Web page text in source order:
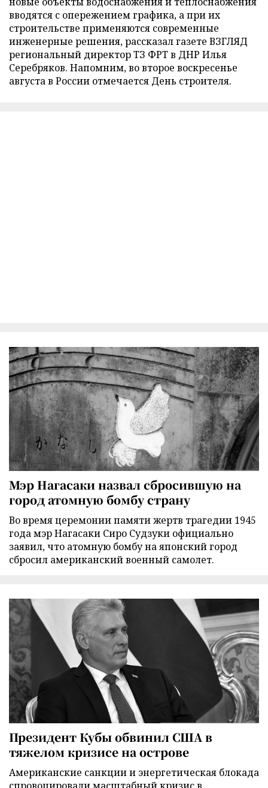
вводятся с опережением графика, а при их
строительстве применяются современные
инженерные решения, рассказал газете ВЗГЛЯД
региональный директор ТЗ ФРТ в ДНР Илья
Серебряков. Напомним, во второе воскресенье
августа в России отмечается День строителя.
Мэр Нагасаки назвал сбросившую на
город атомную бомбу страну
Во время церемонии памяти жертв трагедии 1945
года мэр Нагасаки Сиро Судзуки официально
заявил, что атомную бомбу на японский город
сбросил американский военный самолет.
Президент Кубы обвинил США в
тяжелом кризисе на острове
Американские санкции и энергетическая блокада